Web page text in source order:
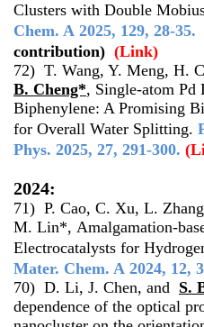
Clusters with Double
Chem. A 2025, 129, 28-35.
contribution) (Link)
72) T. Wang, Y. Meng, H.
B. Cheng*, Single-atom Pd
Biphenylene: A Promising
for Overall Water Splitting.
Phys. 2025, 27, 291-300.
2024:
71) P. Cao, C. Xu, L.
M. Lin*, Amalgamation-
Electrocatalysts for
Mater. Chem. A 2024, 12,
70) D. Li, J. Chen, and S.
dependence of the optical